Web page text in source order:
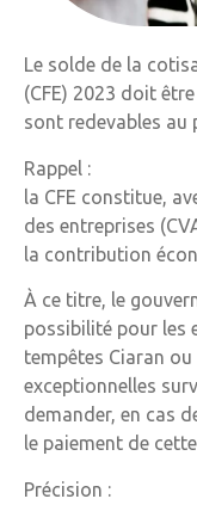
Le solde de la
(CFE) 2023 doit
sont redevables au
Rappel :
la CFE constitue,
des entreprises
la contribution
À ce titre, le
possibilité pour les
tempêtes Ciaran
exceptionnelles
demander, en cas
le paiement de
Précision :